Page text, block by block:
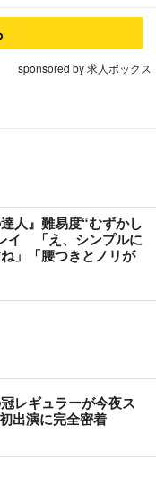
sponsored by 求人ボックス
人』難易度“むずかし
イ 「え、シンプルに
」「腰つきとノリが
レギュラーが今夜ス
出演に完全密着